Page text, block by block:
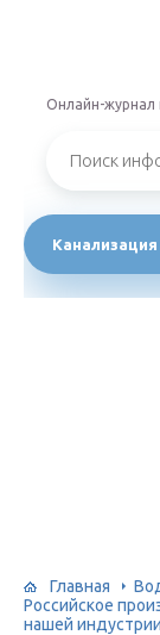
Онлайн-журнал
Канализация
Главная
Российское
нашей